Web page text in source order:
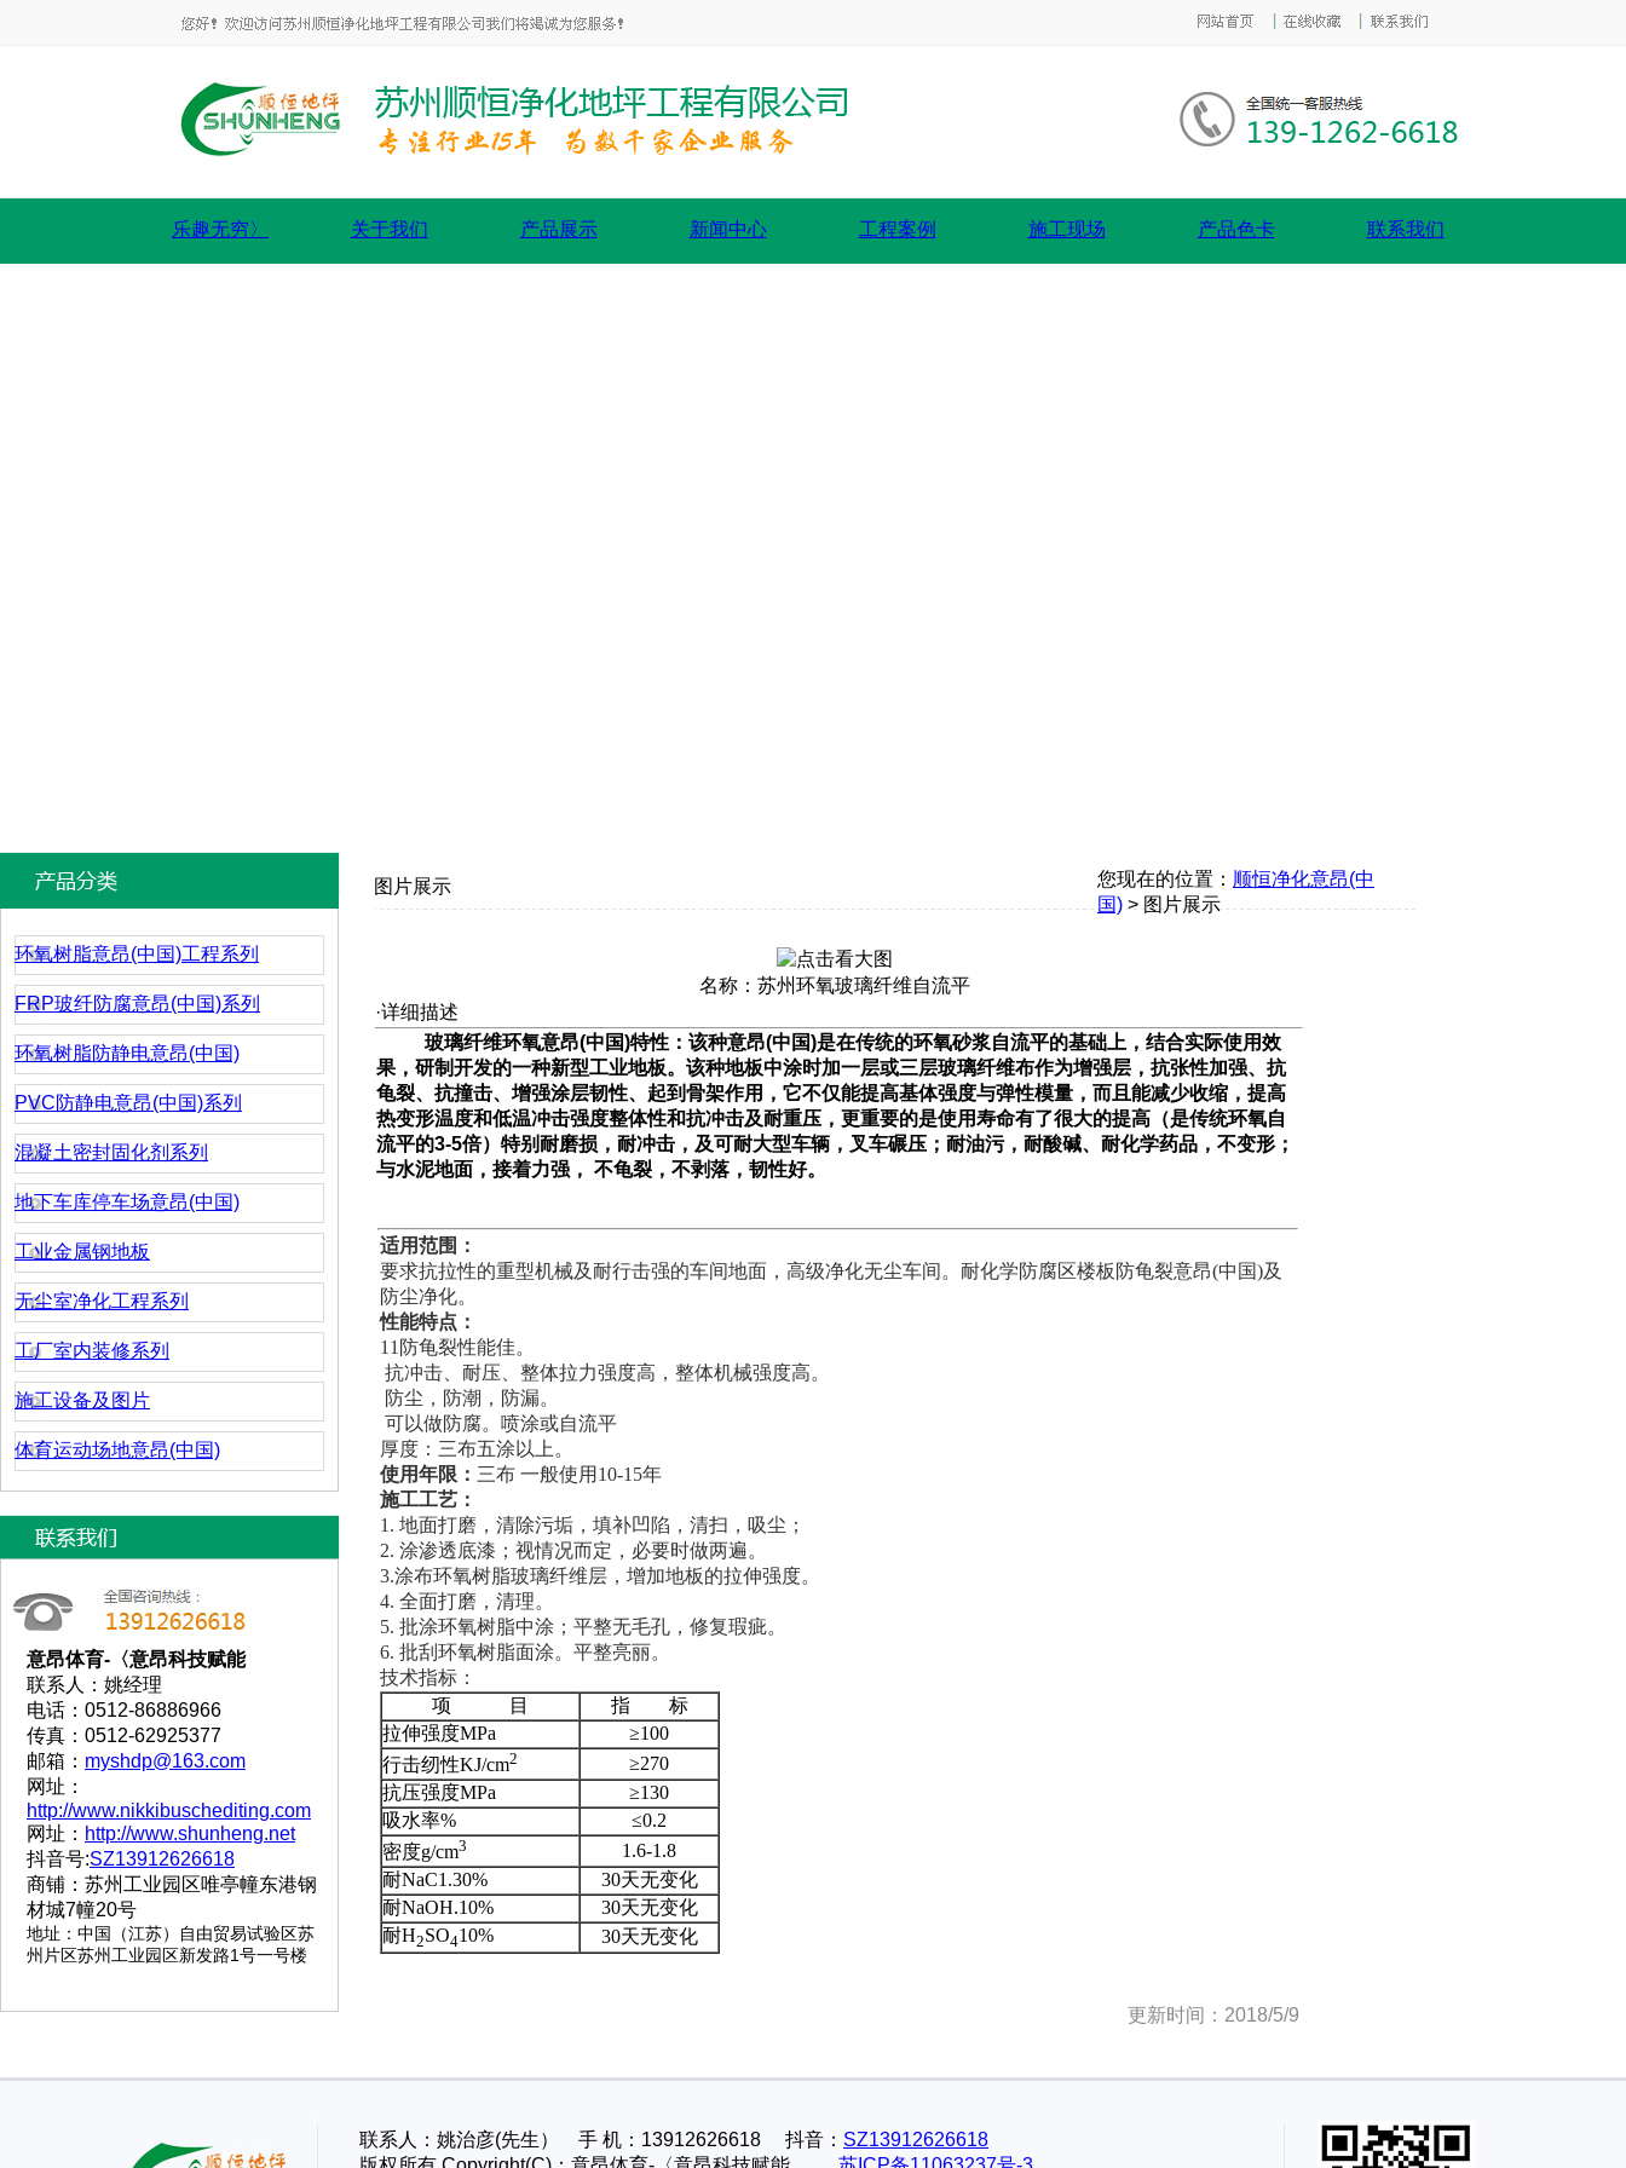
乐趣无穷〉 关于我们 产品展示 新闻中心 工程案例 施工现场 产品色卡 联系我们
环氧树脂意昂(中国)工程系列
FRP玻纤防腐意昂(中国)系列
环氧树脂防静电意昂(中国)
PVC防静电意昂(中国)系列
混凝土密封固化剂系列
地下车库停车场意昂(中国)
工业金属钢地板
无尘室净化工程系列
工厂室内装修系列
施工设备及图片
体育运动场地意昂(中国)
意昂体育-〈意昂科技赋能
联系人：姚经理
电话：0512-86886966
传真：0512-62925377
邮箱： myshdp@163.com
网址：
http://www.nikkibuschediting.com
网址： http://www.shunheng.net
抖音号:SZ13912626618
商铺：苏州工业园区唯亭幢东港钢
材城7幢20号
地址 ： 中国（江苏）自由贸易试验区苏
州片区苏州工业园区新发路1号一号楼
图片展示 您现在的位置： 顺恒净化意昂(中
国)> 图片展示
名称：苏州环氧玻璃纤维自流平
·详细描述
玻璃纤维环氧意昂(中国)特性：该种意昂(中国)是在传统的环氧砂浆自流平的基础上，结合实际使用效
果，研制开发的一种新型工业地板。该种地板中涂时加一层或三层玻璃纤维布作为增强层，抗张性加强、抗
龟裂、抗撞击、增强涂层韧性、起到骨架作用，它不仅能提高基体强度与弹性模量，而且能减少收缩，提高
热变形温度和低温冲击强度整体性和抗冲击及耐重压，更重要的是使用寿命有了很大的提高（是传统环氧自
流平的3-5倍） 特别耐磨损，耐冲击，及可耐大型车辆，叉车碾压；耐油污，耐酸碱、耐化学药品，不变形；
与水泥地面，接着力强， 不龟裂，不剥落，韧性好。
适用范围：
要求抗拉性的重型机械及耐行击强的车间地面，高级净化无尘车间。耐化学防腐区楼板防龟裂意昂(中国)及
防尘净化。
性能特点：
11防龟裂性能佳。
抗冲击、耐压、整体拉力强度高，整体机械强度高。
防尘，防潮，防漏。
可以做防腐。喷涂或自流平
厚度：三布五涂以上。
使用年限： 三布 一般使用10-15年
施工工艺：
1. 地面打磨，清除污垢，填补凹陷，清扫，吸尘；
2. 涂渗透底漆；视情况而定，必要时做两遍。
3.涂布环氧树脂玻璃纤维层，增加地板的拉伸强度。
4. 全面打磨，清理。
5. 批涂环氧树脂中涂；平整无毛孔，修复瑕疵。
6. 批刮环氧树脂面涂。平整亮丽。
技术指标：
项 目
指 标
拉伸强度MPa
≥100
行击纫性KJ/cm2
≥270
抗压强度MPa
≥130
吸水率%
≤0.2
密度g/cm3
1.6-1.8
耐NaC1.30%
30天无变化
耐NaOH.10%
30天无变化
耐H2SO410% 30天无变化
更新时间：2018/5/9
联系人：姚治彦(先生） 手 机：13912626618 抖音： SZ13912626618